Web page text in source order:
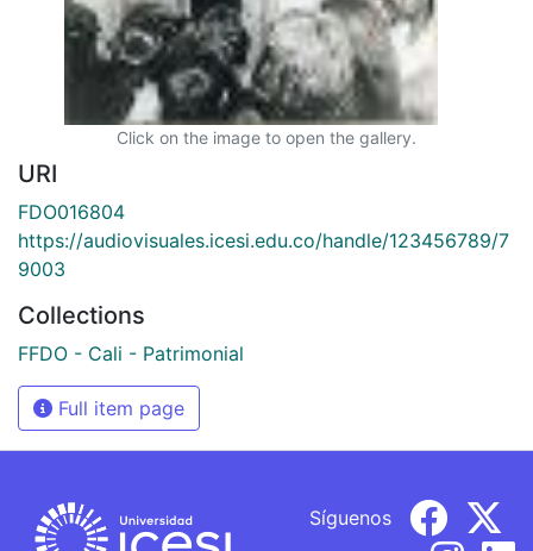
Click on the image to open the gallery.
URI
FDO016804
https://audiovisuales.icesi.edu.co/handle/123456789/7
9003
Collections
FFDO - Cali - Patrimonial
Full item page
Síguenos